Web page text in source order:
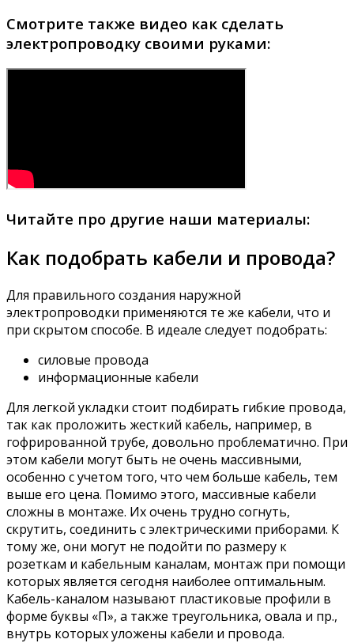
Смотрите также видео как сделать
электропроводку своими руками:
Читайте про другие наши материалы:
Как подобрать кабели и провода?
Для правильного создания наружной
электропроводки применяются те же кабели, что и
при скрытом способе. В идеале следует подобрать:
силовые провода
информационные кабели
Для легкой укладки стоит подбирать гибкие провода,
так как проложить жесткий кабель, например, в
гофрированной трубе, довольно проблематично. При
этом кабели могут быть не очень массивными,
особенно с учетом того, что чем больше кабель, тем
выше его цена. Помимо этого, массивные кабели
сложны в монтаже. Их очень трудно согнуть,
скрутить, соединить с электрическими приборами. К
тому же, они могут не подойти по размеру к
розеткам и кабельным каналам, монтаж при помощи
которых является сегодня наиболее оптимальным.
Кабель-каналом называют пластиковые профили в
форме буквы «П», а также треугольника, овала и пр.,
внутрь которых уложены кабели и провода.